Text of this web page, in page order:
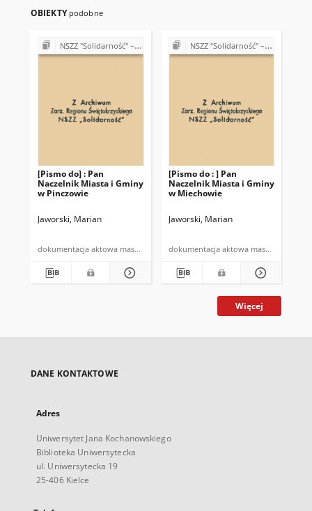
OBIEKTY podobne
NSZZ "Solidarność" – różne Koła, Komisje i Delegatury w Regionie Świętokrzyskim (1989-1990)
[Pismo do] : Pan
Naczelnik Miasta i Gminy
w Pinczowie
Jaworski, Marian
dokumentacja aktowa maszynopis
NSZZ "Solidarność" – różne Koła, Komisje i Delegatury w Regionie Świętokrzyskim (1989-1990)
[Pismo do : ] Pan
Naczelnik Miasta i Gminy
w Miechowie
Jaworski, Marian
dokumentacja aktowa maszynopis
Więcej
DANE KONTAKTOWE
Adres
Uniwersytet Jana Kochanowskiego
Biblioteka Uniwersytecka
ul. Uniwersytecka 19
25-406 Kielce